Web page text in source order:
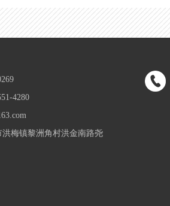
4280
梅镇黎洲角村洪金南路尧